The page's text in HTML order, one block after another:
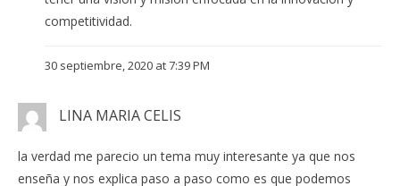
competitividad.
30 septiembre, 2020 at 7:39 PM
LINA MARIA CELIS
la verdad me parecio un tema muy interesante ya que nos
enseña y nos explica paso a paso como es que podemos